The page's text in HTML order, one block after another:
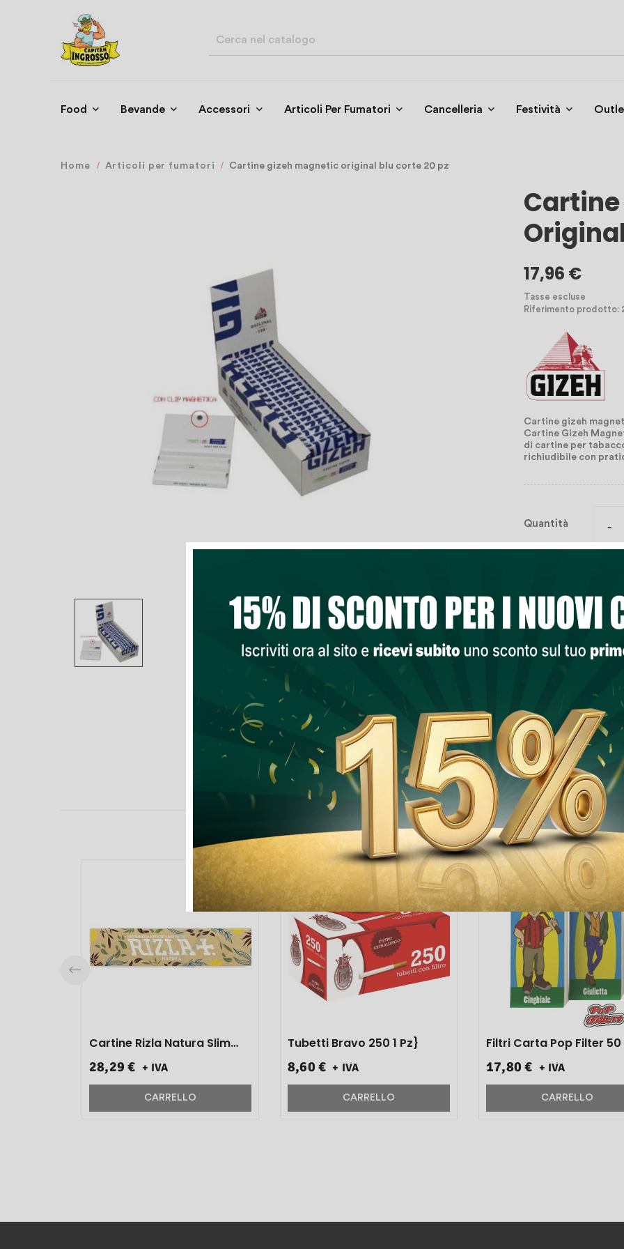
Food Bevande Accessori Articoli Per Fumatori Cancelleria Festività
Home Articoli per fumatori Cartine gizeh magnetic original blu corte 20 pz
17,96 €
Tasse escluse
Riferimento prodotto:
Cartine gizeh
Cartine Gizeh
di cartine per
richiudibile con
Quantità
Lista Dei
PRODOTTI NELLA STESSA CATEGORIA
Cartine Rizla Natura Slim
28,29 € + IVA
CARRELLO
Tubetti Bravo 250 1 Pz}
8,60 € + IVA
CARRELLO
Filtri Carta
17,80 € + IVA
CARRELLO